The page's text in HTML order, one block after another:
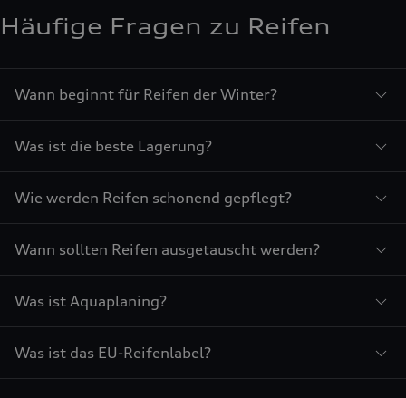
Häufige Fragen zu Reifen
Wann beginnt für Reifen der Winter?
Was ist die beste Lagerung?
Wie werden Reifen schonend gepflegt?
Wann sollten Reifen ausgetauscht werden?
Was ist Aquaplaning?
Was ist das EU-Reifenlabel?